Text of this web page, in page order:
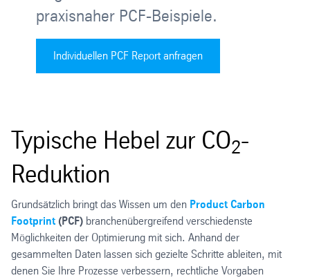
praxisnaher PCF-Beispiele.
Individuellen PCF Report anfragen
Typische Hebel zur CO2-
Reduktion
Grundsätzlich bringt das Wissen um den Product Carbon
Footprint (PCF) branchenübergreifend verschiedenste
Möglichkeiten der Optimierung mit sich. Anhand der
gesammelten Daten lassen sich gezielte Schritte ableiten, mit
denen Sie Ihre Prozesse verbessern, rechtliche Vorgaben